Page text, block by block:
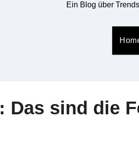
Ein Blog über
Das sind die